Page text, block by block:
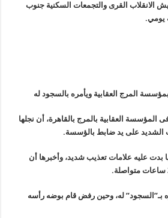
الانقلاب القرى والتجمعات السكنية جنوب
يومي.
المرج العقابية ويأمره بالسجود له
المؤسسة العقابية بالمرج بالقاهرة، أن نجلها
على يد ضابط بالؤسسة.
بدت عليه علامات تعذيب شديد، وأخبرها أن
.
له، وحين رفض قام بوضه رأسه